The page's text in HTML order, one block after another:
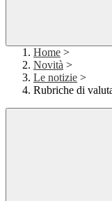
Home >
Novità >
Le notizie >
Rubriche di